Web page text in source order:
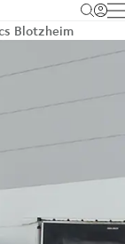
Blotzheim